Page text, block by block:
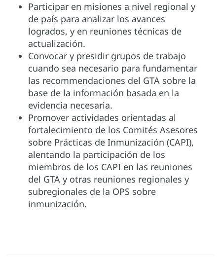
Participar en misiones a nivel regional y
de país para analizar los avances
logrados, y en reuniones técnicas de
actualización.
Convocar y presidir grupos de trabajo
cuando sea necesario para fundamentar
las recommendaciones del GTA sobre la
base de la información basada en la
evidencia necesaria.
Promover actividades orientadas al
fortalecimiento de los Comités Asesores
sobre Prácticas de Inmunización (CAPI),
alentando la participación de los
miembros de los CAPI en las reuniones
del GTA y otras reuniones regionales y
subregionales de la OPS sobre
inmunización.